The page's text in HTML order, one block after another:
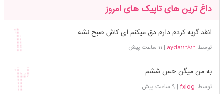
داغ ترین های تاپیک های امروز
انقد گریه کردم دارم دق میکنم ای کاش صبح نشه
توسطayda1383
| 11 ساعت پیش
به من میگن حس ششم
توسط fxlog
| 9 ساعت پیش